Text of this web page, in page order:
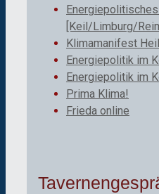
[Keil/Limburg/
Klimamanifest
Energiepolitik im
Energiepolitik im
Prima Klima!
Frieda online